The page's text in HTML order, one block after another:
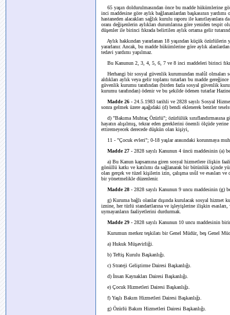
65 yaşın doldurulmasından önce bu madde hükümlerine
inci maddesine göre aylık bağlananlardan başkasının
hastaneden alacakları sağlık kurulu raporu ile kanıtlayanlara
oranı değişenlerin aylıkları durumlarına göre yeniden tespit
düşenler ile birinci fıkrada belirtilen aylık ortama gelir
Aylık hakkından yararlanan 18 yaşından küçük
yararlanır. Ancak, bu madde hükümlerine göre aylık
tedavi yardımı yapılmaz.
Bu Kanunun 2, 3, 4, 5, 6, 7 ve 8 inci maddeleri birinci
Herhangi bir sosyal güvenlik kurumundan malûl olmaları
aldıkları aylık veya gelir toplamı tutarları bu madde
güvenlik kurumu tarafından (birden fazla sosyal güvenlik
kurumu tarafından) ödenir ve bu şekilde ödenen tutarlar
Madde 26 - 24.5.1983 tarihli ve 2828 sayılı Sosyal
sonra gelmek üzere aşağıdaki (d) bendi eklenerek bentler
d) "Bakıma Muhtaç Özürlü"; özürlülük sınıflandırmasına
hayatın alışılmış, tekrar eden gereklerini önemli ölçüde
ettiremeyecek derecede düşkün olan kişiyi,
11 - "Çocuk evleri"; 0-18 yaşlar arasındaki korunmaya
Madde 27 - 2828 sayılı Kanunun 4 üncü maddesinin (a)
a) Bu Kanun kapsamına giren sosyal hizmetlere ilişkin
gönüllü katkı ve katılımı da sağlanarak bir bütünlük içinde
olan gerçek ve tüzel kişilerin izin, çalışma usûl ve esasları
bir yönetmelikle düzenlenir.
Madde 28 - 2828 sayılı Kanunun 9 uncu maddesinin (g)
g) Kuruma bağlı olanlar dışında kurulacak sosyal hizmet
iznine, her türlü standartlarına ve işleyişlerine ilişkin
uymayanların faaliyetlerini durdurmak.
Madde 29 - 2828 sayılı Kanunun 10 uncu maddesinin
Kurumun merkez teşkilatı bir Genel Müdür, beş Genel
a) Hukuk Müşavirliği.
b) Teftiş Kurulu Başkanlığı.
c) Strateji Geliştirme Dairesi Başkanlığı.
d) İnsan Kaynakları Dairesi Başkanlığı.
e) Çocuk Hizmetleri Dairesi Başkanlığı.
f) Yaşlı Bakım Hizmetleri Dairesi Başkanlığı.
g) Özürlü Bakım Hizmetleri Dairesi Başkanlığı.